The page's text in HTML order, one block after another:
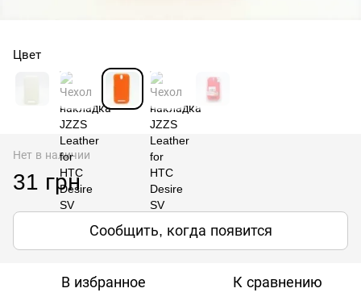
Цвет
Нет в наличии
31 грн
Сообщить, когда появится
В избранное К сравнению